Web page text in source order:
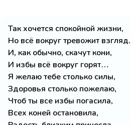
Так хочется спокойной жизни,
Но всё вокруг тревожит взгляд.
И, как обычно, скачут кони,
И избы всё вокруг горят…
Я желаю тебе столько силы,
Здоровья столько пожелаю,
Чтоб ты все избы погасила,
Всех коней остановила,